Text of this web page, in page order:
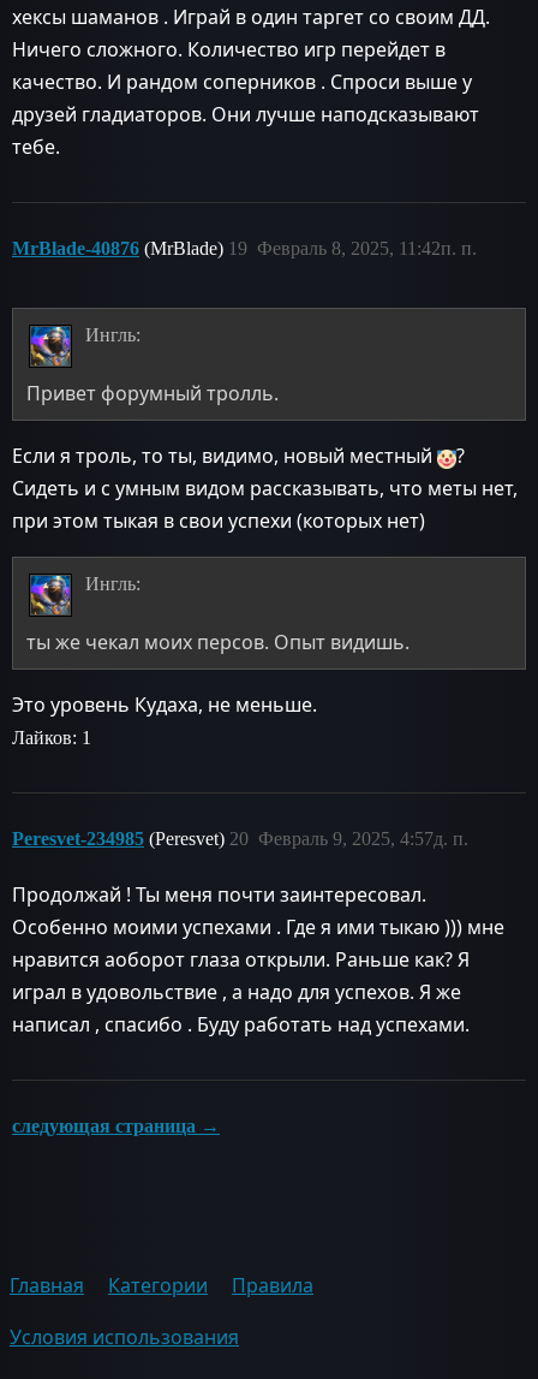
хексы шаманов . Играй в один таргет со своим ДД.
Ничего сложного. Количество игр перейдет в
качество. И рандом соперников . Спроси выше у
друзей гладиаторов. Они лучше наподсказывают
тебе.
MrBlade-40876 (MrBlade) Февраль 8, 2025, 11:42п. п.
19
Ингль:
Привет форумный тролль.
Если я троль, то ты, видимо, новый местный
?
Сидеть и с умным видом рассказывать, что меты нет,
при этом тыкая в свои успехи (которых нет)
Ингль:
ты же чекал моих персов. Опыт видишь.
Это уровень Кудаха, не меньше.
Лайков: 1
Peresvet-234985 (Peresvet) Февраль 9, 2025, 4:57д. п.
20
Продолжай ! Ты меня почти заинтересовал.
Особенно моими успехами . Где я ими тыкаю ))) мне
нравится аоборот глаза открыли. Раньше как? Я
играл в удовольствие , а надо для успехов. Я же
написал , спасибо . Буду работать над успехами.
следующая страница →
Главная Категории
Правила
Условия использования